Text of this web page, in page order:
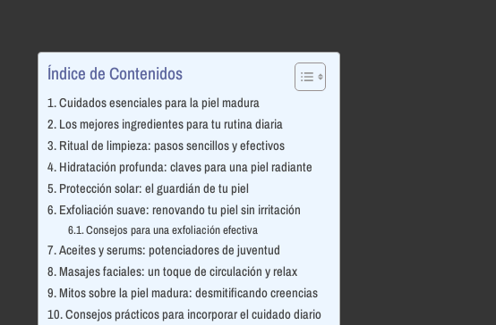
Índice de Contenidos
Cuidados esenciales para la piel madura
Los mejores ingredientes para tu rutina diaria
Ritual de limpieza: pasos sencillos y efectivos
Hidratación profunda: claves para una piel radiante
Protección solar: el guardián de tu piel
Exfoliación suave: renovando tu piel sin irritación
Consejos para una exfoliación efectiva
Aceites y serums: potenciadores de juventud
Masajes faciales: un toque de circulación y relax
Mitos sobre la piel madura: desmitificando creencias
Consejos prácticos para incorporar el cuidado diario